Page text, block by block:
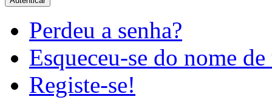
Perdeu a senha?
Esqueceu-se do nome
Registe-se!